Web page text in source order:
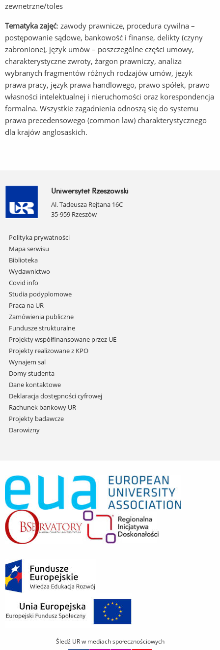
zewnetrzne/toles
Tematyka zajęć: zawody prawnicze, procedura cywilna –
postępowanie sądowe, bankowość i finanse, delikty (czyny
zabronione), język umów – poszczególne części umowy,
charakterystyczne zwroty, żargon prawniczy, analiza
wybranych fragmentów różnych rodzajów umów, język
prawa pracy, język prawa handlowego, prawo spółek, prawo
własności intelektualnej i nieruchomości oraz korespondencja
formalna. Wszystkie zagadnienia odnoszą się do systemu
prawa precedensowego (common law) charakterystycznego
dla krajów anglosaskich.
Uniwersytet Rzeszowski
Al. Tadeusza Rejtana 16C
35-959 Rzeszów
Pomiń
nawigację
i
przejdź
do
treści
Polityka prywatności
Mapa serwisu
Biblioteka
Wydawnictwo
Covid info
Studia podyplomowe
Praca na UR
Zamówienia publiczne
Fundusze strukturalne
Projekty współfinansowane przez UE
Projekty realizowane z KPO
Wynajem sal
Domy studenta
Dane kontaktowe
Deklaracja dostępności cyfrowej
Rachunek bankowy UR
Projekty badawcze
Darowizny
Śledź UR w mediach społecznościowych